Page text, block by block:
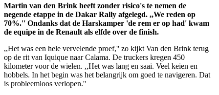
Martin van den Brink heeft zonder risico's te nemen de
negende etappe in de Dakar Rally afgelegd. ,,We reden op
70%.'' Ondanks dat de Harskamper 'de rem er op had' kwam
de equipe in de Renault als elfde over de finish.
,,Het was een hele vervelende proef,'' zo kijkt Van den Brink terug
op de rit van Iquique naar Calama. De truckers kregen 450
kilometer voor de wielen. ,,Het was lang en saai. Veel keien en
hobbels. In het begin was het belangrijk om goed te navigeren. Dat
is probleemloos verlopen.''